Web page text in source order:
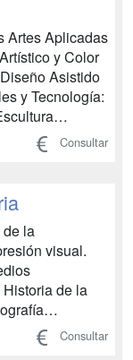
Artes Aplicadas
y Color
Asistido
y Tecnología:
Taller
Taller de
de Forja
Consultar
de la
visual.
de la
gráfico Teoría
Lenguaje
Consultar